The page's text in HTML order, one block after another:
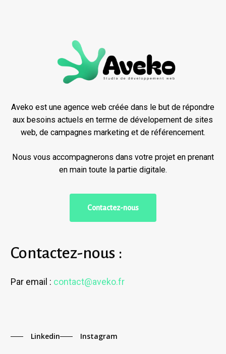
Aveko est une agence web créée dans le but de répondre
aux besoins actuels en terme de dévelopement de sites
web, de campagnes marketing et de référencement.
Nous vous accompagnerons dans votre projet en prenant
en main toute la partie digitale.
Contactez-nous
Contactez-nous :
Par email : contact@aveko.fr
Linkedin Instagram